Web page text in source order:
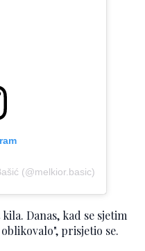
(@melkior.basic)
Danas, kad se sjetim
prisjetio se.